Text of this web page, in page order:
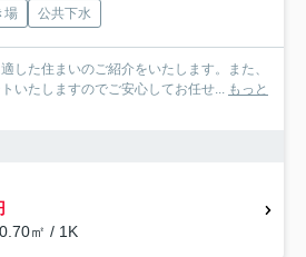
場 公共下水
した住まいのご紹介をいたします。また、
いたしますのでご安心してお任せ... もっと
㎡ / 1K